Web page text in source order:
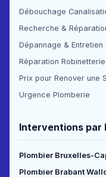
Débouchage
Recherche &
Dépannage & Entretien
Réparation
Urgence Plomberie
Interventions par
Plombier Bruxelles-
Plombier Brabant